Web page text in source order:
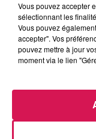
Revivez les
Vous pouvez accepter
sélectionnant les
Vous pouvez
accepter". Vos
pouvez mettre à jour
moment via le lien